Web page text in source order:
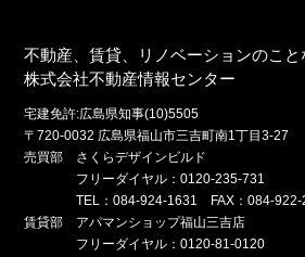
不動産、賃貸、リノベーションのこと
株式会社不動産情報センター
宅建免許:広島県知事(10)5505
〒720-0032 広島県福山市三吉町南1丁目3-27
売買部 さくらデザインビルド
フリーダイヤル：0120-235-731
TEL：084-924-1631 FAX：084-922-
賃貸部 アパマンショップ福山三吉店
フリーダイヤル：0120-81-0120